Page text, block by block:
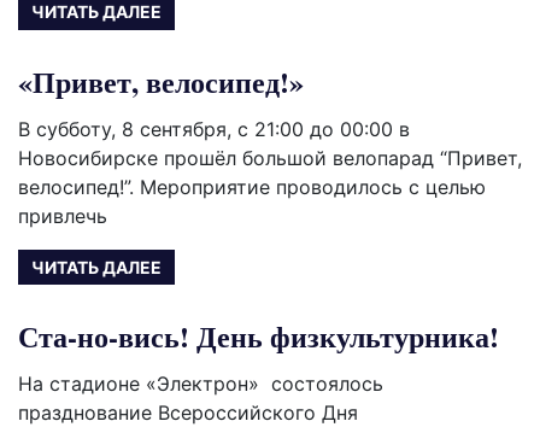
ЧИТАТЬ ДАЛЕЕ
«Привет, велосипед!»
В субботу, 8 сентября, с 21:00 до 00:00 в
Новосибирске прошёл большой велопарад “Привет,
велосипед!”. Мероприятие проводилось с целью
привлечь
ЧИТАТЬ ДАЛЕЕ
Ста-но-вись! День физкультурника!
На стадионе «Электрон» состоялось
празднование Всероссийского Дня